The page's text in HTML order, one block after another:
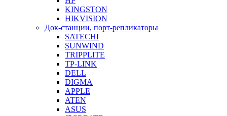
KINGSTON
HIKVISION
Док-станции, порт-репликаторы
SATECHI
SUNWIND
TRIPPLITE
TP-LINK
DELL
DIGMA
APPLE
ATEN
ASUS